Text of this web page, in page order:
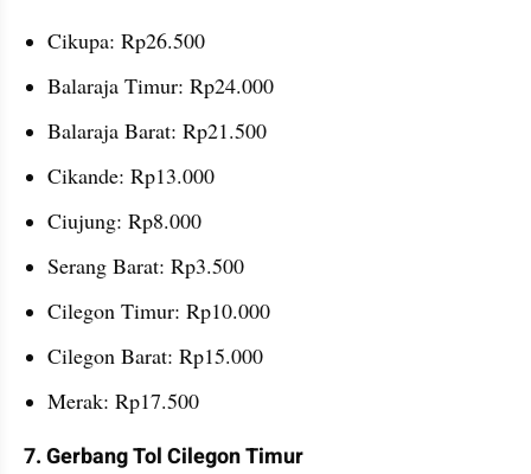
Cikupa: Rp26.500
Balaraja Timur: Rp24.000
Balaraja Barat: Rp21.500
Cikande: Rp13.000
Ciujung: Rp8.000
Serang Barat: Rp3.500
Cilegon Timur: Rp10.000
Cilegon Barat: Rp15.000
Merak: Rp17.500
7. Gerbang Tol Cilegon Timur